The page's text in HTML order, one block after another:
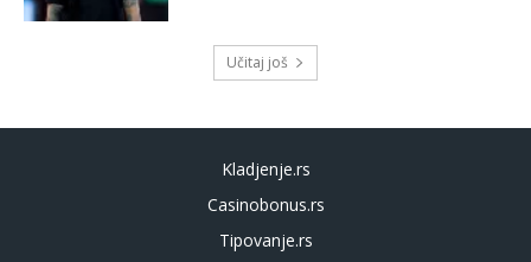
Učitaj još
Kladjenje.rs
Casinobonus.rs
Tipovanje.rs